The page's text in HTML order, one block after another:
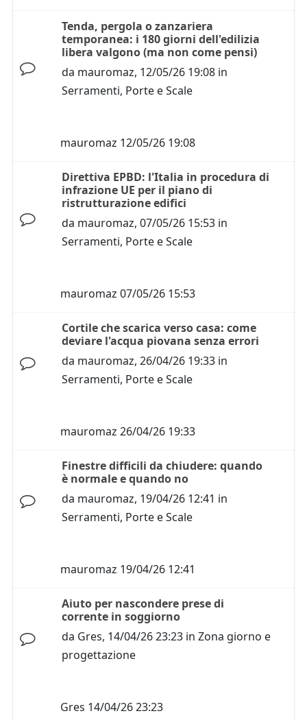
Tenda, pergola o zanzariera
temporanea: i 180 giorni dell'edilizia
libera valgono (ma non come pensi)
da mauromaz, 12/05/26 19:08 in
Serramenti, Porte e Scale
mauromaz 12/05/26 19:08
Direttiva EPBD: l'Italia in procedura di
infrazione UE per il piano di
ristrutturazione edifici
da mauromaz, 07/05/26 15:53 in
Serramenti, Porte e Scale
mauromaz 07/05/26 15:53
Cortile che scarica verso casa: come
deviare l'acqua piovana senza errori
da mauromaz, 26/04/26 19:33 in
Serramenti, Porte e Scale
mauromaz 26/04/26 19:33
Finestre difficili da chiudere: quando
è normale e quando no
da mauromaz, 19/04/26 12:41 in
Serramenti, Porte e Scale
mauromaz 19/04/26 12:41
Aiuto per nascondere prese di
corrente in soggiorno
da Gres, 14/04/26 23:23 in Zona giorno e
progettazione
Gres 14/04/26 23:23